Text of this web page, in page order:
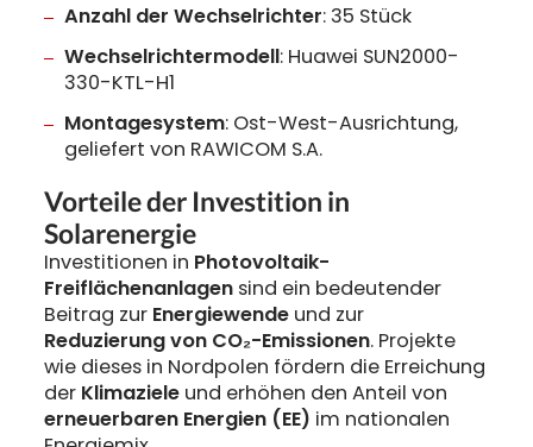
Anzahl der Wechselrichter: 35 Stück
Wechselrichtermodell: Huawei SUN2000-
330-KTL-H1
Montagesystem: Ost-West-Ausrichtung,
geliefert von RAWICOM S.A.
Vorteile der Investition in
Solarenergie
Investitionen in Photovoltaik-
Freiflächenanlagensind ein bedeutender
Beitrag zur Energiewendeund zur
Reduzierung von CO₂-Emissionen. Projekte
wie dieses in Nordpolen fördern die Erreichung
der Klimazieleund erhöhen den Anteil von
erneuerbaren Energien (EE) im nationalen